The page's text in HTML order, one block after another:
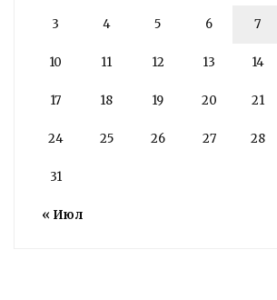
« Июл
3 4 5 6 7
10 11 12 13 14
17 18 19 20 21
24 25 26 27 28
31